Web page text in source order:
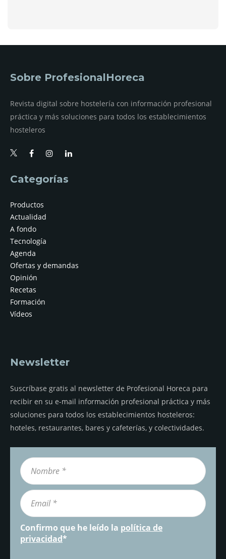
Sobre ProfesionalHoreca
Revista digital sobre hostelería con información profesional
práctica y más soluciones para todos los establecimientos
hosteleros
Categorías
Productos
Actualidad
A fondo
Tecnología
Agenda
Ofertas y demandas
Opinión
Recetas
Formación
Vídeos
Newsletter
Suscríbase gratis al newsletter de Profesional Horeca para
recibir en su e-mail información profesional práctica y más
soluciones para todos los establecimientos hosteleros:
hoteles, restaurantes, bares y cafeterías, y colectividades.
Confirmo que he leído la política de
privacidad*